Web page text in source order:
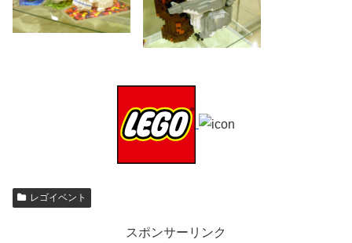
レゴイベント
スポンサーリンク